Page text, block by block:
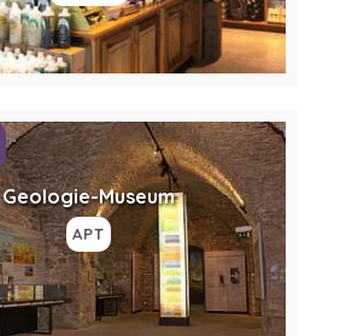
Geologie-Museum
APT